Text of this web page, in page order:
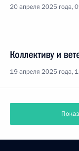
20 апреля 2025 года,
Коллективу и
19 апреля 2025 года,